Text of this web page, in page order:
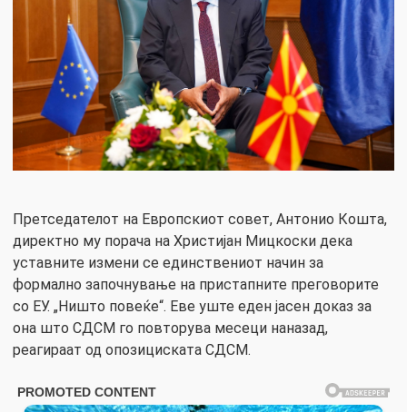
Претседателот на Европскиот совет, Антонио Кошта,
директно му порача на Христијан Мицкоски дека
уставните измени се единствениот начин за
формално започнување на пристапните преговорите
со ЕУ. „Ништо повеќе“. Еве уште еден јасен доказ за
она што СДСМ го повторува месеци наназад,
реагираат од опозициската СДСМ.